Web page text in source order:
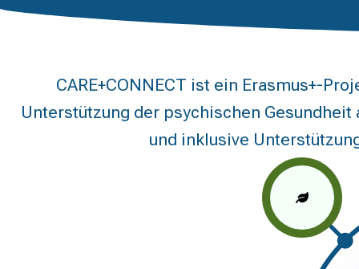
CARE+CONNECT ist ein Erasmus+-
Unterstützung der psychischen
und inklusive